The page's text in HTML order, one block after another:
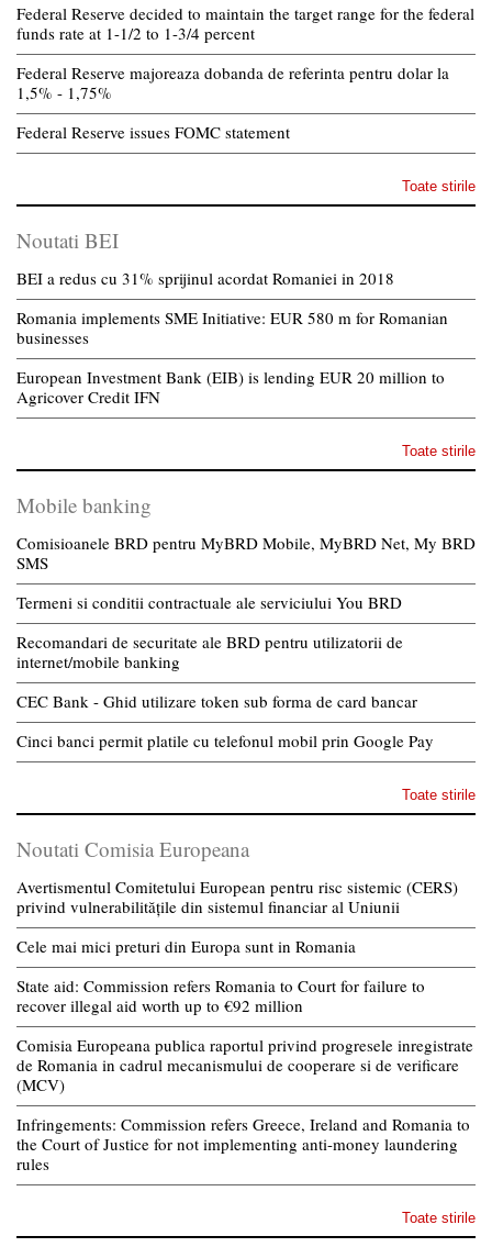
Federal Reserve decided to maintain the target range for the federal
funds rate at 1-1/2 to 1-3/4 percent
Federal Reserve majoreaza dobanda de referinta pentru dolar la
1,5% - 1,75%
Federal Reserve issues FOMC statement
Toate stirile
Noutati BEI
BEI a redus cu 31% sprijinul acordat Romaniei in 2018
Romania implements SME Initiative: EUR 580 m for Romanian
businesses
European Investment Bank (EIB) is lending EUR 20 million to
Agricover Credit IFN
Toate stirile
Mobile banking
Comisioanele BRD pentru MyBRD Mobile, MyBRD Net, My BRD
SMS
Termeni si conditii contractuale ale serviciului You BRD
Recomandari de securitate ale BRD pentru utilizatorii de
internet/mobile banking
CEC Bank - Ghid utilizare token sub forma de card bancar
Cinci banci permit platile cu telefonul mobil prin Google Pay
Toate stirile
Noutati Comisia Europeana
Avertismentul Comitetului European pentru risc sistemic (CERS)
privind vulnerabilitățile din sistemul financiar al Uniunii
Cele mai mici preturi din Europa sunt in Romania
State aid: Commission refers Romania to Court for failure to
recover illegal aid worth up to €92 million
Comisia Europeana publica raportul privind progresele inregistrate
de Romania in cadrul mecanismului de cooperare si de verificare
(MCV)
Infringements: Commission refers Greece, Ireland and Romania to
the Court of Justice for not implementing anti-money laundering
rules
Toate stirile